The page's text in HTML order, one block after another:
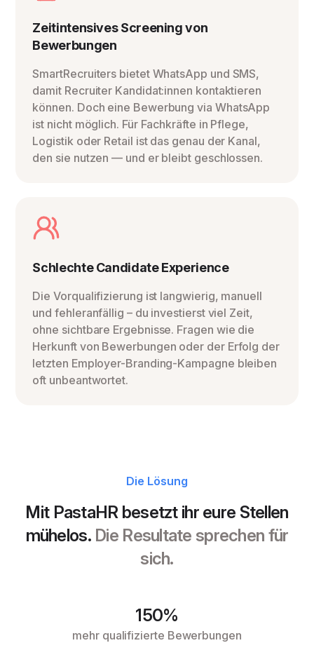
Zeitintensives Screening von
Bewerbungen
SmartRecruiters bietet WhatsApp und SMS,
damit Recruiter Kandidat:innen kontaktieren
können. Doch eine Bewerbung via WhatsApp
ist nicht möglich. Für Fachkräfte in Pflege,
Logistik oder Retail ist das genau der Kanal,
den sie nutzen — und er bleibt geschlossen.
Schlechte Candidate Experience
Die Vorqualifizierung ist langwierig, manuell
und fehleranfällig – du investierst viel Zeit,
ohne sichtbare Ergebnisse. Fragen wie die
Herkunft von Bewerbungen oder der Erfolg der
letzten Employer-Branding-Kampagne bleiben
oft unbeantwortet.
Die Lösung
Mit PastaHR besetzt ihr eure Stellen
mühelos. Die Resultate sprechen für
sich.
150%
mehr qualifizierte Bewerbungen